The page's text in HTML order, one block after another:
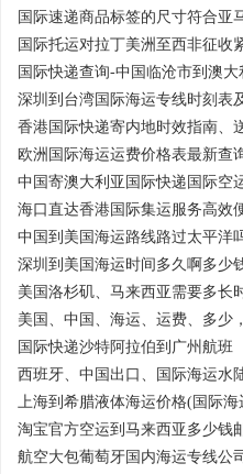
国际速递商品标签的尺寸符合亚
国际托运对拉丁美洲至西非征收
国际快递查询-中国临沧市到澳大
深圳到台湾国际海运专线时刻表
香港国际快递寄内地时效指南、
欧洲国际海运运费价格表最新查
中国寄澳大利亚国际快递国际空
海口直达香港国际集运服务高效
中国到美国海运路线路过太平洋
深圳到美国海运时间多久啊多少
美国洛杉矶、马来西亚需要多长
美国、中国、海运、运费、多少
国际快递沙特阿拉伯到广州航班
西班牙、中国出口、国际海运水
上海到希腊液体海运价格(国际
淘宝官方空运到马来西亚多少钱
航空大包葡萄牙国内海运专线公